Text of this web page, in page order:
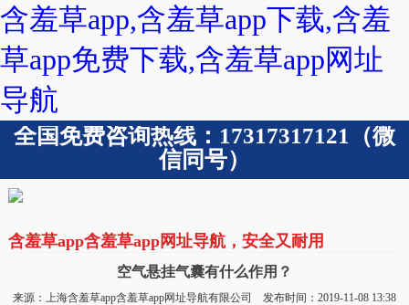
含羞草app,含羞草app下载,含羞
草app免费下载,含羞草app网址
导航
全国免费咨询热线：17317317121（微
信同号）
含羞草app含羞草app网址导航，安全又耐用
空气悬挂气囊有什么作用？
来源：上海含羞草app含羞草app网址导航有限公司 发布时间：2019-11-08 13:38